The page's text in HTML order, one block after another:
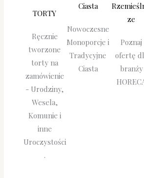
TORTY
Ręcznie
tworzone
torty na
zamówienie
- Urodziny,
Wesela,
Komunie i
inne
Uroczystości
.
Ciasta
Nowoczesne
Monoporcje i
Tradycyjne
Ciasta
ze
Poznaj
ofertę
branży